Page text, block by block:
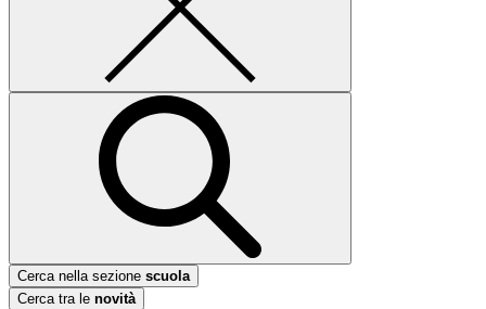
Cerca nella sezione scuola
Cerca tra le novità